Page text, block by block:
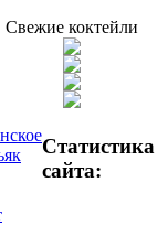
Свежие коктейли
Статистика
сайта: